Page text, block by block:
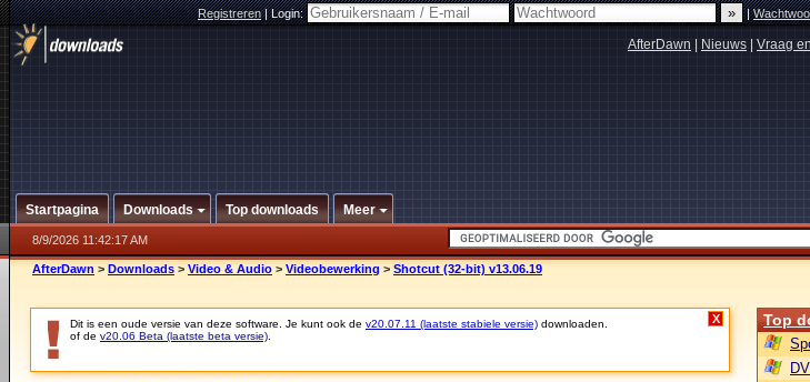
Registreren|Login: |
AfterDawn Nieuws Vraag
Startpagina Downloads Top downloads Meer
8/9/2026 11:42:17 AM
AfterDawn > Downloads > Video & Audio > Videobewerking > Shotcut (32-bit) v13.06.19
Dit is een oude versie van deze software. Je kunt ook de v20.07.11 (laatste stabiele versie) downloaden.
of de v20.06 Beta (laatste beta versie)
X Top